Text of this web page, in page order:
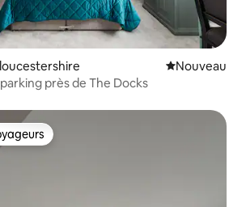
Nouvel
Nouveau
près de The Docks